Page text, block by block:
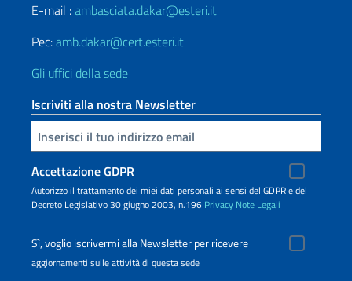
E-mail :ambasciata.dakar@esteri.it
Pec:amb.dakar@cert.esteri.it
Gli uffici della sede
Iscriviti alla nostra Newsletter
Inserisci la tua email
Accettazione GDPR
Autorizzo il trattamento dei miei dati personali ai sensi del GDPR e del
Decreto Legislativo 30 giugno 2003, n.196 Privacy Note Legali
Sì, voglio iscrivermi alla Newsletter per ricevere
aggiornamenti sulle attività di questa sede